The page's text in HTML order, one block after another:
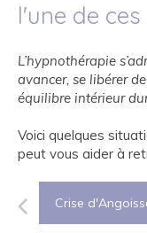
l'une de
L’hypnothérapie
avancer, se libérer
équilibre intérieur
Voici quelques
peut vous aider à
Crise